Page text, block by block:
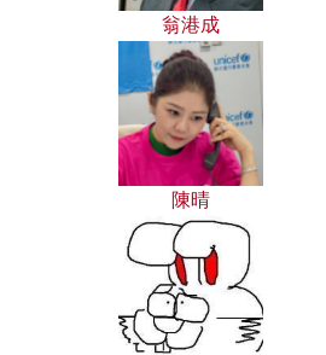
翁港成
陳晴